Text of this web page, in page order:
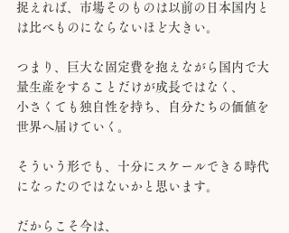
捉えれば、市場そのものは以前の日本国内と
は比べものにならないほど大きい。
つまり、巨大な固定費を抱えながら国内で大
量生産をすることだけが成長ではなく、
小さくても独自性を持ち、自分たちの価値を
世界へ届けていく。
そういう形でも、十分にスケールできる時代
になったのではないかと思います。
だからこそ今は、